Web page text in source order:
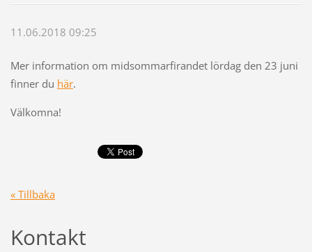
11.06.2018 09:25
Mer information om midsommarfirandet lördag den 23 juni
finner du här.
Välkomna!
« Tillbaka
Kontakt